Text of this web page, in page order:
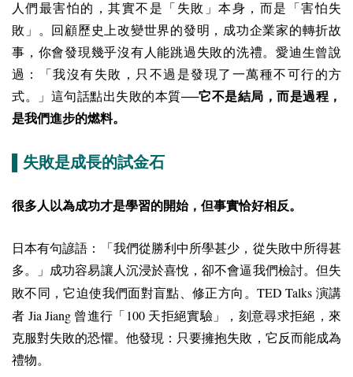
人們最害怕的，其實不是「失敗」本身，而是「害怕失
敗」。回顧歷史上改變世界的發明，成功企業家的轉折故
事，你會發現幾乎沒有人能跳過失敗的洗禮。愛迪生曾說
過：「我沒有失敗，只不過是發現了一萬種不可行的方
式。」這句話點出失敗的本質──它不是結局，而是過程，
是我們進步的燃料。
▌失敗是成長的試金石
很多人以為成功才是學習的開始，但事實恰好相反。
日本有句諺語：「我們從勝利中所學甚少，從失敗中所得甚
多。」成功容易讓人沉浸於喜悅，卻不會逼我們檢討。但失
敗不同，它迫使我們面對盲點、修正方向。 TED Talks 演講
者 Jia Jiang 曾進行「 100 天拒絕實驗」，刻意尋求拒絕，來
克服對失敗的恐懼。他發現：只要擁抱失敗，它反而能成為
禮物。